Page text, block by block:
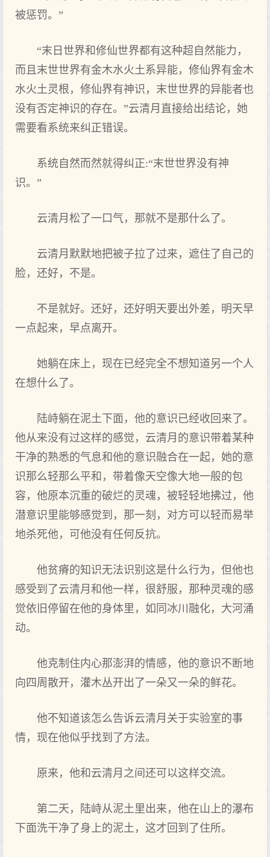
被惩罚。”
“末日世界和修仙世界都有这种超自然能力，
而且末世世界有金木水火土系异能，修仙界有金木
水火土灵根，修仙界有神识，末世世界的异能者也
没有否定神识的存在。”云清月直接给出结论，她
需要看系统来纠正错误。
系统自然而然就得纠正:“末世世界没有神
识。”
云清月松了一口气，那就不是那什么了。
云清月默默地把被子拉了过来，遮住了自己的
脸，还好，不是。
不是就好。还好，还好明天要出外差，明天早
一点起来，早点离开。
她躺在床上，现在已经完全不想知道另一个人
在想什么了。
陆峙躺在泥土下面，他的意识已经收回来了。
他从来没有过这样的感觉，云清月的意识带着某种
干净的熟悉的气息和他的意识融合在一起，她的意
识那么轻那么平和，带着像天空像大地一般的包
容，他原本沉重的破烂的灵魂，被轻轻地拂过，他
潜意识里能够感觉到，那一刻，对方可以轻而易举
地杀死他，可他没有任何反抗。
他贫瘠的知识无法识别这是什么行为，但他也
感受到了云清月和他一样，很舒服，那种灵魂的感
觉依旧停留在他的身体里，如同冰川融化，大河涌
动。
他克制住内心那澎湃的情感，他的意识不断地
向四周散开，灌木丛开出了一朵又一朵的鲜花。
他不知道该怎么告诉云清月关于实验室的事
情，现在他似乎找到了方法。
原来，他和云清月之间还可以这样交流。
第二天，陆峙从泥土里出来，他在山上的瀑布
下面洗干净了身上的泥土，这才回到了住所。